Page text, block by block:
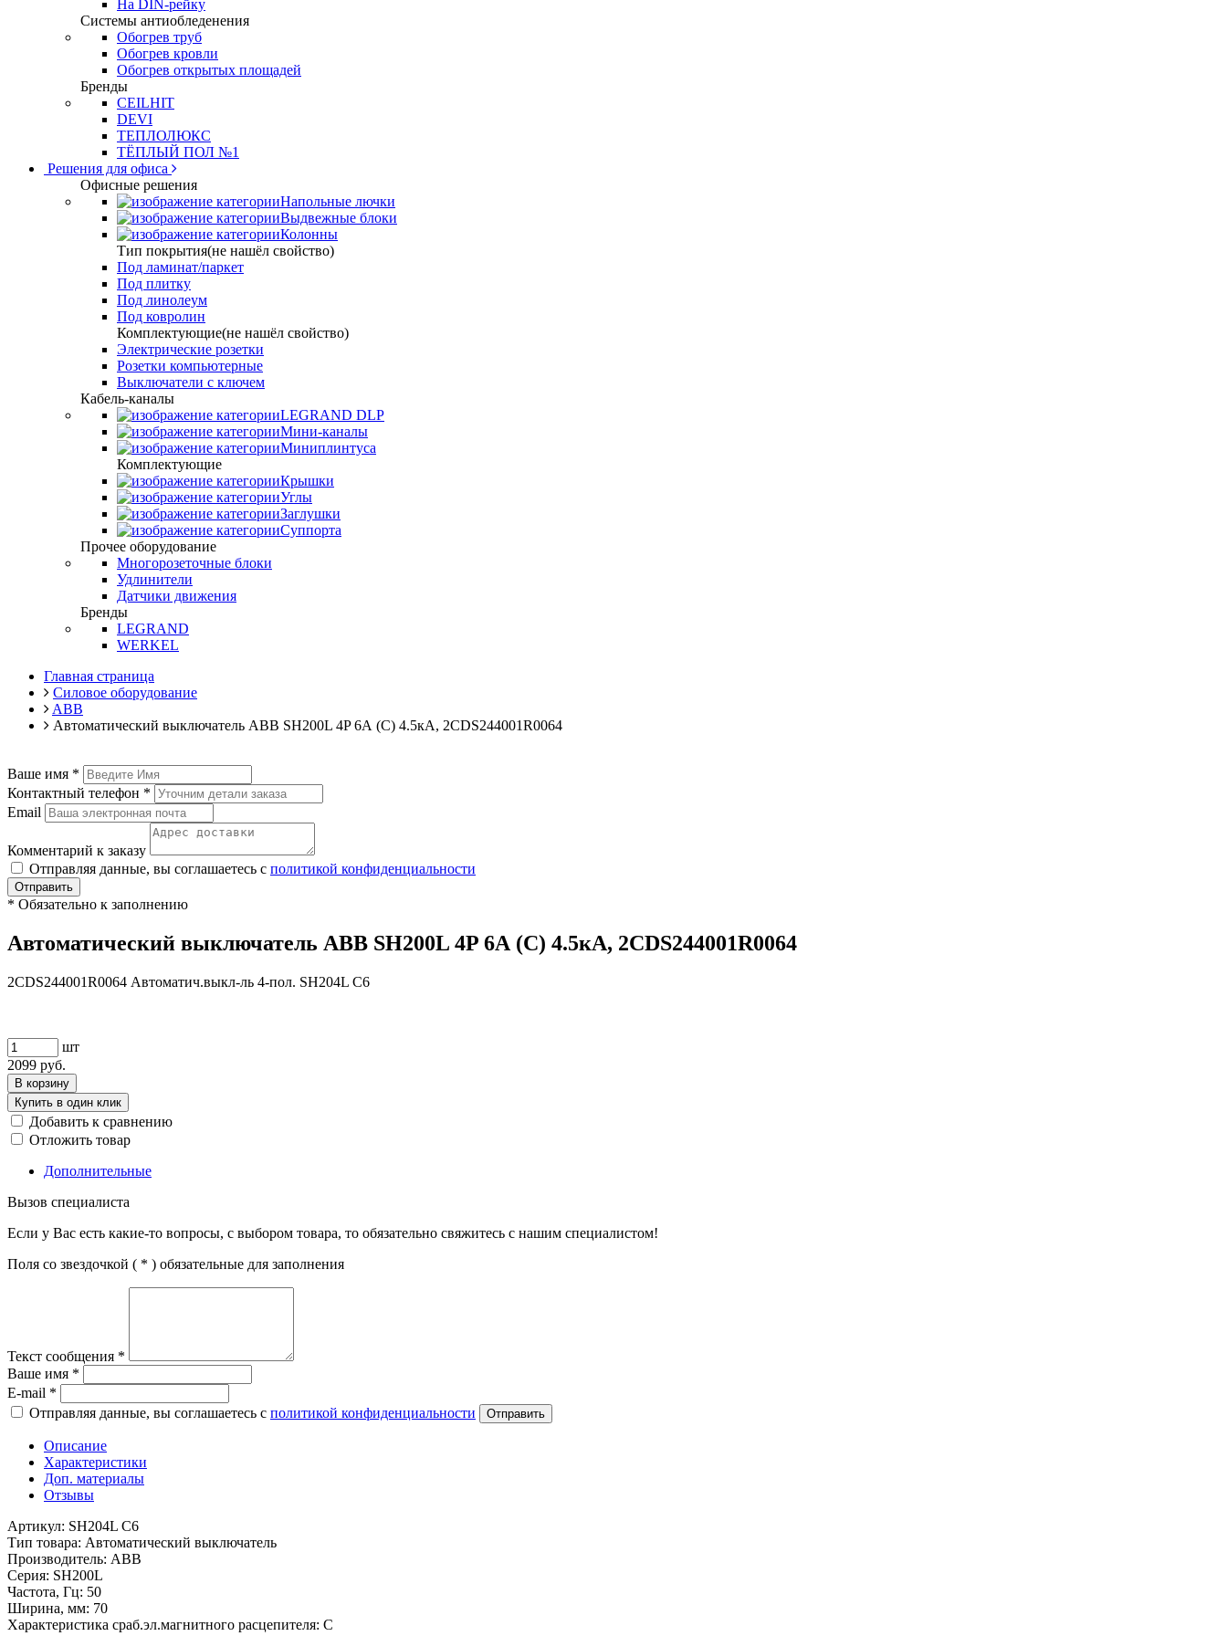
На DIN-рейку
Системы антиобледенения
Обогрев труб
Обогрев кровли
Обогрев открытых площадей
Бренды
CEILHIT
DEVI
ТЕПЛОЛЮКС
ТЁПЛЫЙ ПОЛ №1
Решения для офиса
Офисные решения
Напольные лючки
Выдвежные блоки
Колонны
Тип покрытия(не нашёл свойство)
Под ламинат/паркет
Под плитку
Под линолеум
Под ковролин
Комплектующие(не нашёл свойство)
Электрические розетки
Розетки компьютерные
Выключатели с ключем
Кабель-каналы
LEGRAND DLP
Мини-каналы
Миниплинтуса
Комплектующие
Крышки
Углы
Заглушки
Суппорта
Прочее оборудование
Многорозеточные блоки
Удлинители
Датчики движения
Бренды
LEGRAND
WERKEL
Главная страница
Силовое оборудование
ABB
Автоматический выключатель ABB SH200L 4P 6А (C) 4.5кА, 2CDS244001R0064
Ваше имя *
Контактный телефон *
Email
Комментарий к заказу
Отправляя данные, вы соглашаетесь с политикой конфиденциальности
Отправить
* Обязательно к заполнению
Автоматический выключатель ABB SH200L 4P 6А (C) 4.5кА, 2CDS244001R0064
2CDS244001R0064 Автоматич.выкл-ль 4-пол. SH204L C6
шт
2099 руб.
В корзину
Купить в один клик
Добавить к сравнению
Отложить товар
Дополнительные
Вызов специалиста
Если у Вас есть какие-то вопросы, с выбором товара, то обязательно свяжитесь с нашим специалистом!
Поля со звездочкой ( * ) обязательные для заполнения
Текст сообщения *
Ваше имя *
E-mail *
Отправляя данные, вы соглашаетесь с политикой конфиденциальности Отправить
Описание
Характеристики
Доп. материалы
Отзывы
Артикул: SH204L C6
Тип товара: Автоматический выключатель
Производитель: ABB
Серия: SH200L
Частота, Гц: 50
Ширина, мм: 70
Характеристика сраб.эл.магнитного расцепителя: C